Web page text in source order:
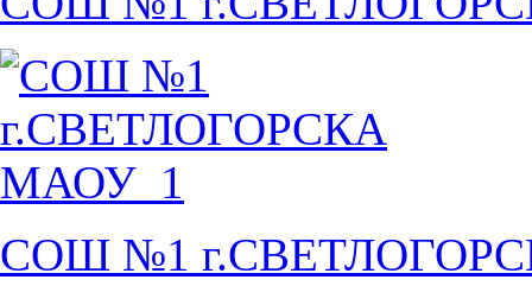
СОШ №1